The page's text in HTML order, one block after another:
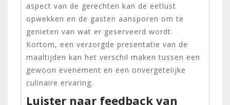
aspect van de gerechten kan de eetlust
opwekken en de gasten aansporen om te
genieten van wat er geserveerd wordt.
Kortom, een verzorgde presentatie van de
maaltijden kan het verschil maken tussen een
gewoon evenement en een onvergetelijke
culinaire ervaring.
Luister naar feedback van